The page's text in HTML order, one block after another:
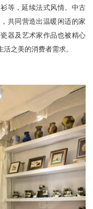
等，延续法式风情。中古
共同营造出温暖闲适的家
器及艺术家作品也被精心
之美的消费者需求。